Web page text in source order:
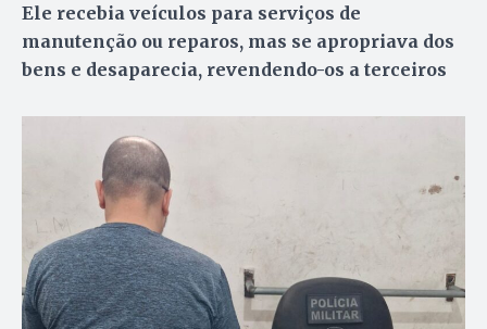
Ele recebia veículos para serviços de
manutenção ou reparos, mas se apropriava dos
bens e desaparecia, revendendo-os a terceiros